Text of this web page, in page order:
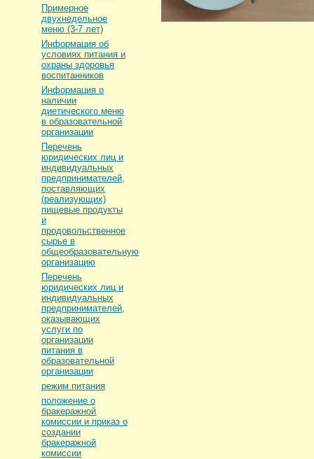
Примерное
двухнедельное
меню (3-7 лет)
Информация об
условиях питания и
охраны здоровья
воспитанников
Информация о
наличии
диетического меню
в образовательной
организации
Перечень
юридических лиц и
индивидуальных
предпринимателей,
поставляющих
(реализующих)
пищевые продукты
и
продовольственное
сырье в
общеобразовательную
организацию
Перечень
юридических лиц и
индивидуальных
предпринимателей,
оказывающих
услуги по
организации
питания в
образовательной
организации
режим питания
положение о
бракеражной
комиссии и приказ о
создании
бракеражной
комиссии